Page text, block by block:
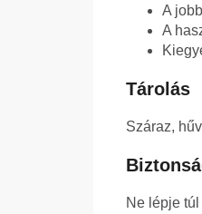
A
A
Tárolás
Száraz,
Ne lépje